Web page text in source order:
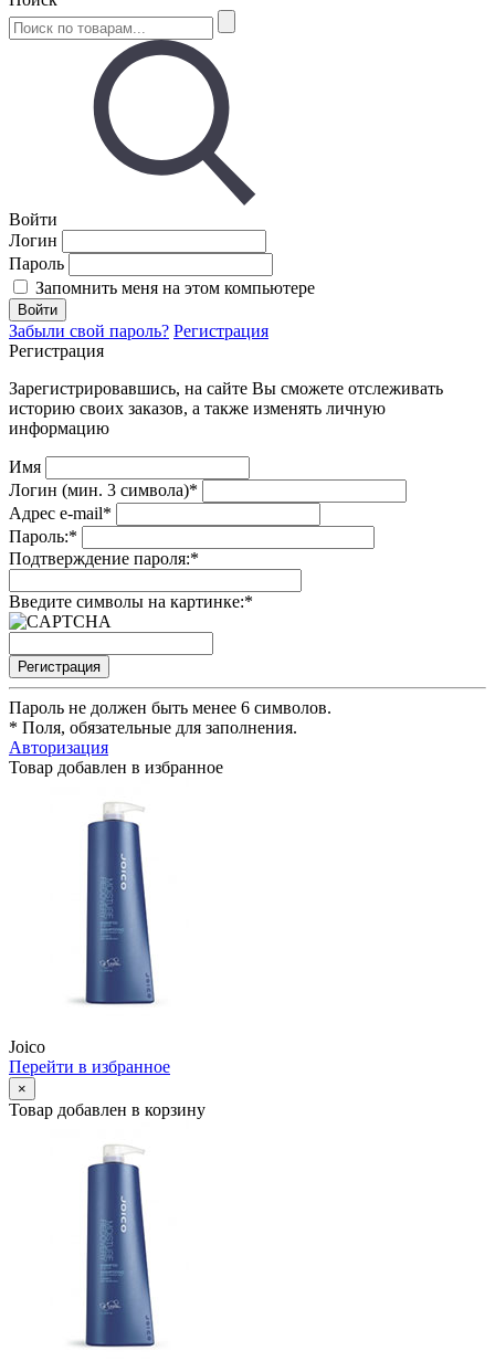
Войти
Логин
Пароль
Запомнить меня на этом компьютере
Забыли свой пароль? Регистрация
Регистрация
Зарегистрировавшись, на сайте Вы сможете отслеживать
историю своих заказов, а также изменять личную
информацию
Имя
Логин (мин. 3 символа)*
Адрес e-mail*
Пароль:*
Подтверждение пароля:*
Введите символы на картинке:*
Пароль не должен быть менее 6 символов.
* Поля, обязательные для заполнения.
Авторизация
Товар добавлен в избранное
Joico
Перейти в избранное
×
Товар добавлен в корзину